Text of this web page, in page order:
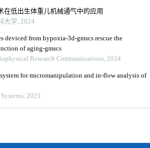
在低出生体重儿机械通气中的应用
大学, 2024
deviced from hypoxia-3d-gmscs rescue the
of aging-gmscs
Research Communications, 2024
for micromanipulation and in-flow analysis of
2025